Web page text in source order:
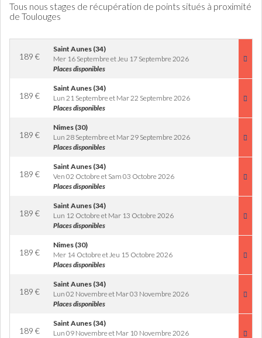
Tous nous stages de récupération de points situés à proximité
de Toulouges
189 €
Saint Aunes (34)
Mer 16 Septembre et Jeu 17 Septembre 2026
Places disponibles
189 €
Saint Aunes (34)
Lun 21 Septembre et Mar 22 Septembre 2026
Places disponibles
189 €
Nimes (30)
Lun 28 Septembre et Mar 29 Septembre 2026
Places disponibles
189 €
Saint Aunes (34)
Ven 02 Octobre et Sam 03 Octobre 2026
Places disponibles
189 €
Saint Aunes (34)
Lun 12 Octobre et Mar 13 Octobre 2026
Places disponibles
189 €
Nimes (30)
Mer 14 Octobre et Jeu 15 Octobre 2026
Places disponibles
189 €
Saint Aunes (34)
Lun 02 Novembre et Mar 03 Novembre 2026
Places disponibles
189 €
Saint Aunes (34)
Lun 09 Novembre et Mar 10 Novembre 2026